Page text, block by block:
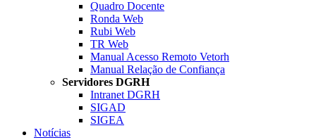
Quadro Docente
Ronda Web
Rubi Web
TR Web
Manual Acesso Remoto Vetorh
Manual Relação de Confiança
Servidores DGRH
Intranet DGRH
SIGAD
SIGEA
Notícias